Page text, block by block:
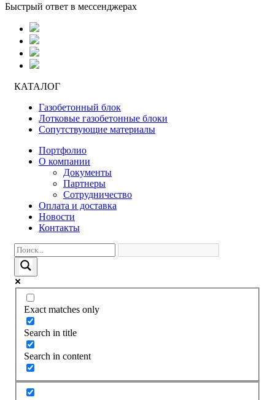
Быстрый ответ в мессенджерах
КАТАЛОГ
Газобетонный блок
Лотковые газобетонные блоки
Сопутствующие материалы
Портфолио
О компании
Документы
Партнеры
Сотрудничество
Оплата и доставка
Новости
Контакты
Exact matches only
Search in title
Search in content